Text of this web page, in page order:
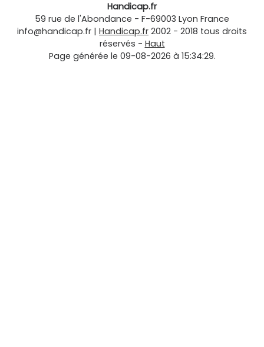
Handicap.fr
59 rue de l'Abondance - F-69003 Lyon France
info@handicap.fr | Handicap.fr 2002 - 2018 tous droits
réservés - Haut
Page générée le 09-08-2026 à 15:34:29.